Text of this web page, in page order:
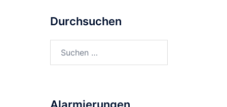
Durchsuchen